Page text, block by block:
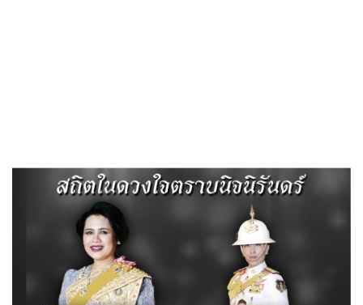
ประกาศใช้ข้อบังคับองค์การบริหารส่วนตำบลตาอ็อง เรื่อง…
ประกาศผู้ชนะการเสนอราคาโครงการก่อสร้างถนน คสล.หมู่ที่ 13
ข่าวประชาสัมพันธ์ อบต.ตาอ็อง